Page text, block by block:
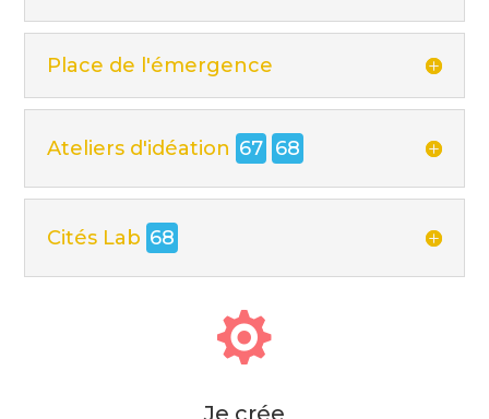
Place de l'émergence
Ateliers d'idéation 67 68
Cités Lab 68

Je crée